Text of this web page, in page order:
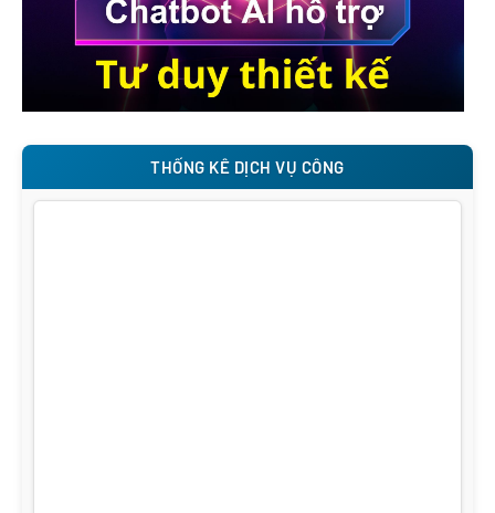
THỐNG KÊ DỊCH VỤ CÔNG